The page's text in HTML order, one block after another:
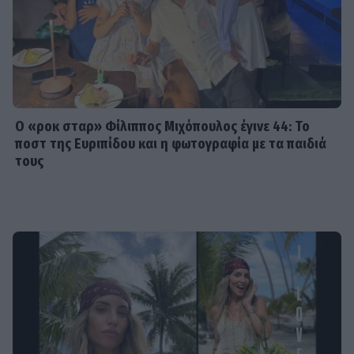
Ιωάννα Μπούκη: «"Βασανίζω" τον
Αντώνη Σρόιτερ 15 καλοκαίρια»
SHOWBIZ
Κώστας Φραγκολιάς: Μια «κούκλα»
ξάπλωσε πάνω του στο κρεβάτι
Κατερίνα Καινούργιου: Ένα τρυφερό
μήνυμα από την Πάρο
SHOWBIZ
Ο «ροκ σταρ» Φίλιππος Μιχόπουλος έγινε 44: Το
ποστ της Ευριπίδου και η φωτογραφία με τα παιδιά
τους